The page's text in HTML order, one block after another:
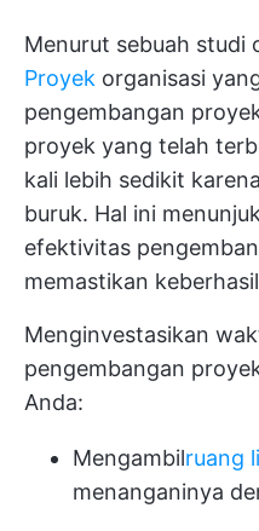
Menurut sebuah studi
Proyek organisasi
pengembangan
proyek yang telah
kali lebih sedikit
buruk. Hal ini
efektivitas
memastikan
Menginvestasikan
pengembangan
Anda:
Mengambilruang
menanganinya